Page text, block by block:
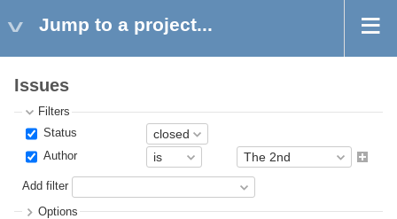
Jump to a project...
Issues
Filters
Status
Author
Add filter
Options